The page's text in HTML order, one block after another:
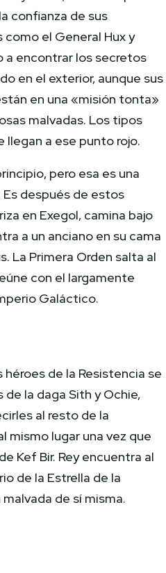
confianza de sus
el General Hux y
a encontrar los secretos
en el exterior, aunque sus
en una «misión tonta»
malvadas. Los tipos
a ese punto rojo.
pero esa es una
después de estos
en Exegol, camina bajo
a un anciano en su cama
La Primera Orden salta al
con el largamente
Galáctico.
héroes de la Resistencia se
la daga Sith y Ochie,
al resto de la
mismo lugar una vez que
Kef Bir. Rey encuentra al
de la Estrella de la
de sí misma.